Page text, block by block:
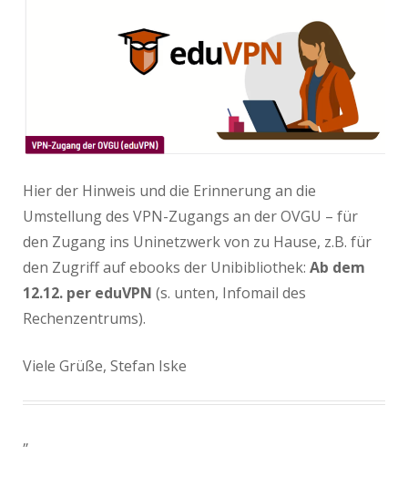
Hier der Hinweis und die Erinnerung an die
Umstellung des VPN-Zugangs an der OVGU – für
den Zugang ins Uninetzwerk von zu Hause, z.B. für
den Zugriff auf ebooks der Unibibliothek: Ab dem
12.12. per eduVPN (s. unten, Infomail des
Rechenzentrums).
Viele Grüße, Stefan Iske
„